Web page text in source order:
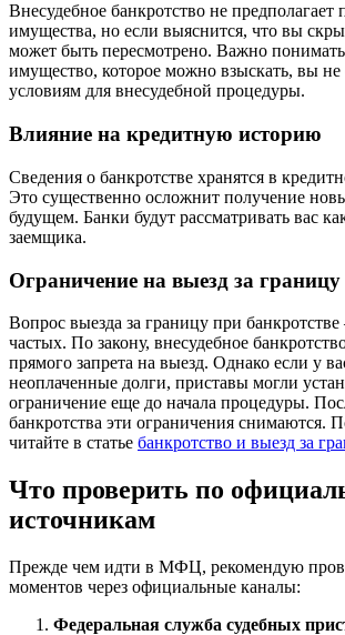
Внесудебное банкротство не предполагает
имущества, но если выяснится, что вы
может быть пересмотрено. Важно
имущество, которое можно взыскать, вы не
условиям для внесудебной процедуры.
Влияние на кредитную историю
Сведения о банкротстве хранятся в
Это существенно осложнит получение
будущем. Банки будут рассматривать вас
заемщика.
Ограничение на выезд за границу
Вопрос выезда за границу при
частых. По закону, внесудебное
прямого запрета на выезд. Однако если у
неоплаченные долги, приставы могли
ограничение еще до начала процедуры.
банкротства эти ограничения снимаются.
читайте в статье банкротство и выезд за
Что проверить по
источникам
Прежде чем идти в МФЦ, рекомендую
моментов через официальные каналы:
Федеральная служба судебных